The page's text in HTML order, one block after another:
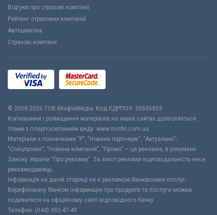
Відгуки про страхові компанії
Рейтинг страхових компаній
Автоцивілка
Страхові компанії
© 2008-2026 ТОВ МiнфiнМедiа. Код ЄДРПОУ: 35506859
Копіювання і розміщення матеріалів на інших сайтах дозволяється
тільки з гіперпосиланням виду: www.minfin.com.ua
Матеріали з позначками "Р", "Новини партнерів", "Актуально",
"Спецпроект", "Новини компаній", "Промо" – це реклама, в розумінні
Закону України "Про рекламу". За зміст реклами відповідальність несе
рекламодавець.
Інформація на даній сторінці не є рекламою банківських послуг.
Верифіковану банком інформацію про продукти та послуги можна
подивитися на офіційному сайті відповідного банку.
Телефон: (044) 392-47-40